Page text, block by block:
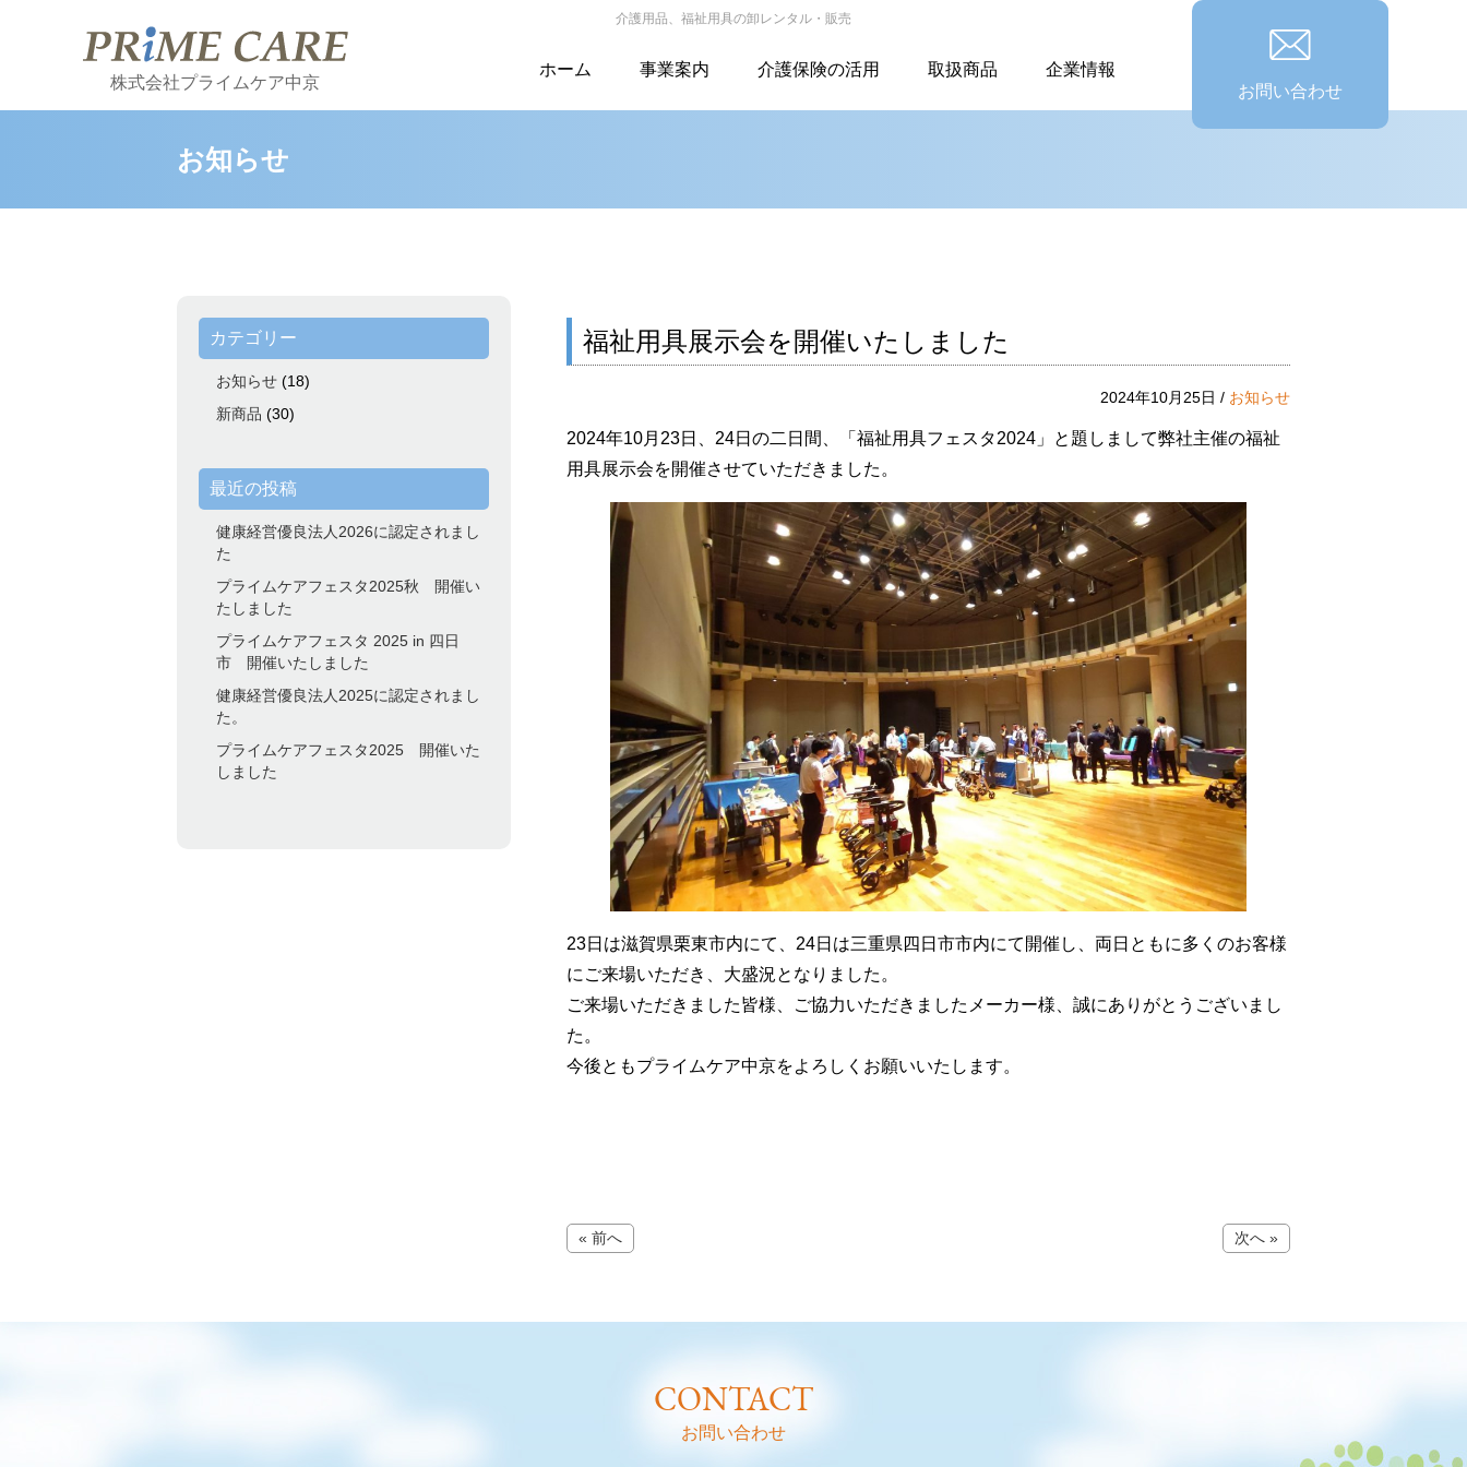
介護用品、福祉用具の卸レンタル・販売
株式会社プライムケア中京 お問い合わせ
ホーム 事業案内 介護保険の活用 取扱商品 企業情報
お知らせ
福祉用具展示会を開催いたしました
2024年10月25日 / お知らせ
2024年10月23日、24日の二日間、「福祉用具フェスタ2024」と題しまして弊社主催の福祉
用具展示会を開催させていただきました。
23日は滋賀県栗東市内にて、24日は三重県四日市市内にて開催し、両日ともに多くのお客様
にご来場いただき、大盛況となりました。
ご来場いただきました皆様、ご協力いただきましたメーカー様、誠にありがとうございまし
た。
今後ともプライムケア中京をよろしくお願いいたします。
« 前へ 次へ »
カテゴリー
お知らせ (18)
新商品 (30)
最近の投稿
健康経営優良法人2026に認定されまし
た
プライムケアフェスタ2025秋 開催い
たしました
プライムケアフェスタ 2025 in 四日
市 開催いたしました
健康経営優良法人2025に認定されまし
た。
プライムケアフェスタ2025 開催いた
しました
CONTACT
お問い合わせ